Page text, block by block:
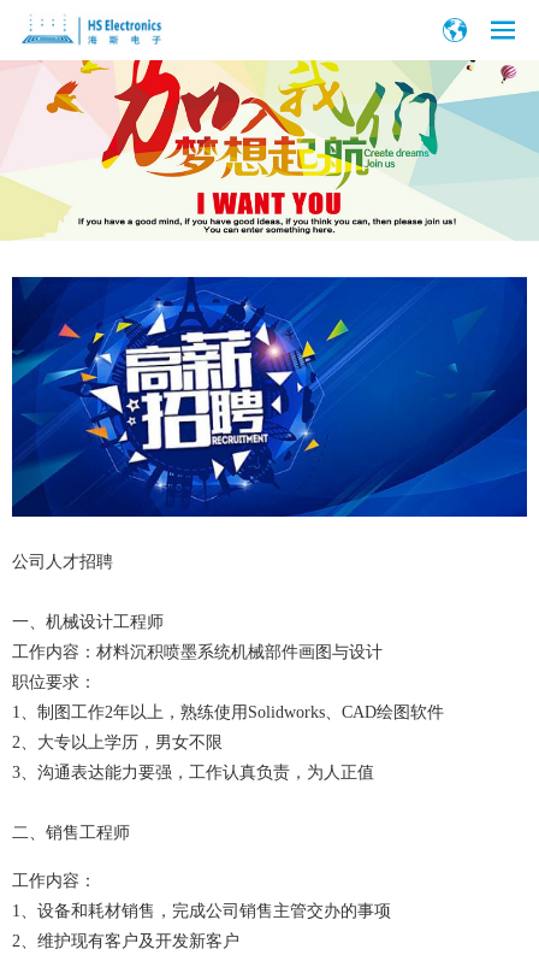
公司人才招聘
一、机械设计工程师
工作内容：材料沉积喷墨系统机械部件画图与设计
职位要求：
1、制图工作2年以上，熟练使用Solidworks、CAD绘图软件
2、大专以上学历，男女不限
3、沟通表达能力要强，工作认真负责，为人正值
二、销售工程师
工作内容：
1、设备和耗材销售，完成公司销售主管交办的事项
2、维护现有客户及开发新客户